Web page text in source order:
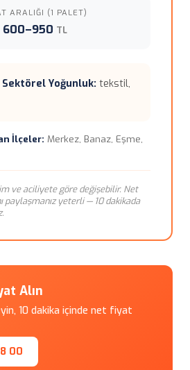
ARALIĞI (1 PALET)
600–950 TL
Sektörel Yoğunluk: tekstil,
İlçeler: Merkez, Banaz, Eşme,
ve aciliyete göre değişebilir. Net
paylaşmanız yeterli — 10 dakikada
Alın
10 dakika içinde net fiyat
00